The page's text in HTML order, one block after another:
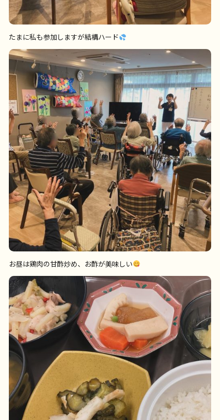
たまに私も参加しますが結構ハード
お昼は鶏肉の甘酢炒め、お酢が美味しい